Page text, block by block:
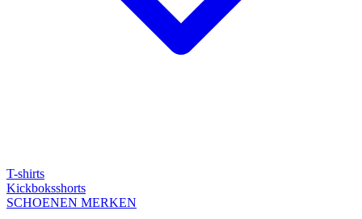
T-shirts
Kickboksshorts
SCHOENEN MERKEN